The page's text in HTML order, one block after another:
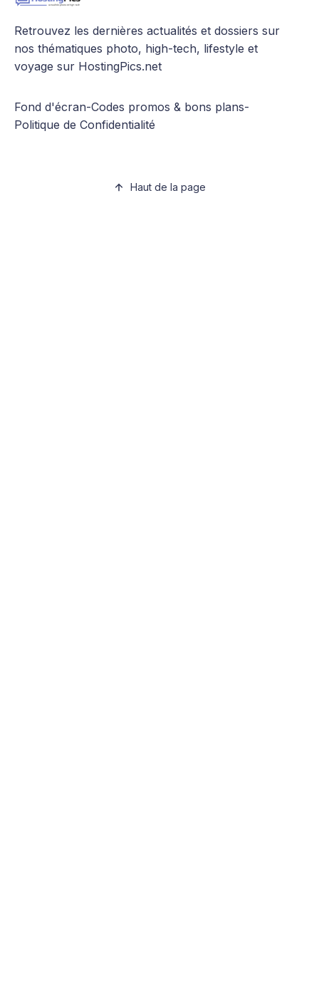
Retrouvez les dernières actualités et dossiers sur
nos thématiques photo, high-tech, lifestyle et
voyage sur HostingPics.net
Fond d'écran-Codes promos & bons plans-
Politique de Confidentialité
Haut de la page